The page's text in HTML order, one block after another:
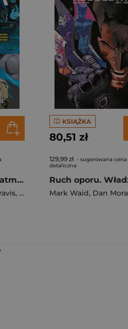
Tajne początki. Batman/Superman. World's Finest. Tom 5
, Steve Pugh
KSIĄŻKA
80,51 zł
129,99 zł - sugerowana cena
detaliczna
Mark Waid, Dan Mora